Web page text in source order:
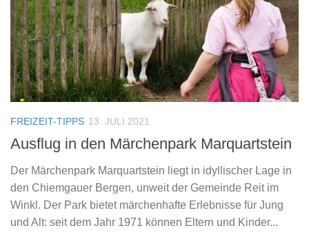
FREIZEIT-TIPPS 13. JULI 2021
Ausflug in den Märchenpark Marquartstein
Der Märchenpark Marquartstein liegt in idyllischer Lage in
den Chiemgauer Bergen, unweit der Gemeinde Reit im
Winkl. Der Park bietet märchenhafte Erlebnisse für Jung
und Alt: seit dem Jahr 1971 können Eltern und Kinder...